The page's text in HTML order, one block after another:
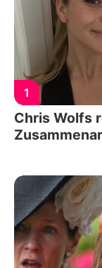
1
Chris Wolfs